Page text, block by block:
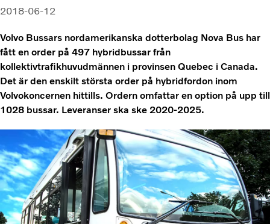
2018-06-12
Volvo Bussars nordamerikanska dotterbolag Nova Bus har
fått en order på 497 hybridbussar från
kollektivtrafikhuvudmännen i provinsen Quebec i Canada.
Det är den enskilt största order på hybridfordon inom
Volvokoncernen hittills. Ordern omfattar en option på upp till
1028 bussar. Leveranser ska ske 2020-2025.